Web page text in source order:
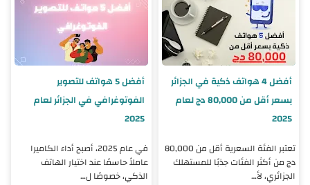
أفضل 4 هواتف ذكية في الجزائر
بسعر أقل من 80,000 دج لعام
2025
تعتبر الفئة السعرية أقل من 80,000
دج من أكثر الفئات جذبًا للمستهلك
الجزائري، لأ…
أفضل 5 هواتف للتصوير
الفوتوغرافي في الجزائر لعام
2025
في عام 2025، أصبح أداء الكاميرا
عاملاً حاسمًا عند اختيار الهاتف
الذكي، خصوصًا ل…